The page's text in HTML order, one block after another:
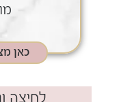
כאן
לחיצה